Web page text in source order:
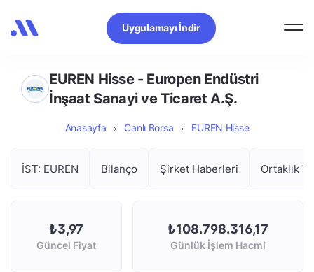
Uygulamayı İndir
EUREN Hisse - Europen Endüstri
İnşaat Sanayi ve Ticaret A.Ş.
Anasayfa Canlı Borsa EUREN Hisse
İST: EUREN Bilanço Şirket Haberleri Ortaklık
₺3,97
Güncel Fiyat
₺108.798.316,17
Günlük İşlem Hacmi